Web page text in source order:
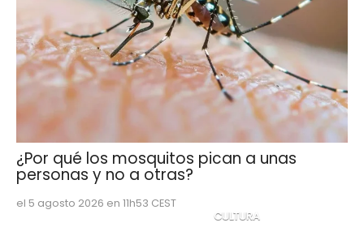
¿Por qué los mosquitos pican a unas
personas y no a otras?
el 5 agosto 2026 en 11h53 CEST
CULTURA